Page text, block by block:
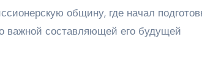
общину, где начал
важной составляющей его будущей